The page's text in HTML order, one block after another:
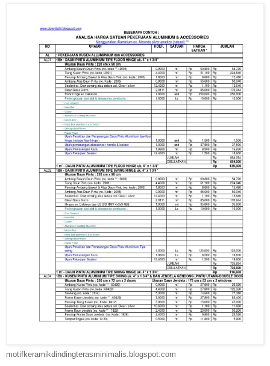
motifkeramikdindingterasminimalis.blogspot.com